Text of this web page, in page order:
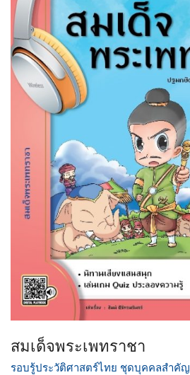
สมเด็จพระเพทราชา
รอบรู้ประวัติศาสตร์ไทย ชุดบุคคลสำคัญ